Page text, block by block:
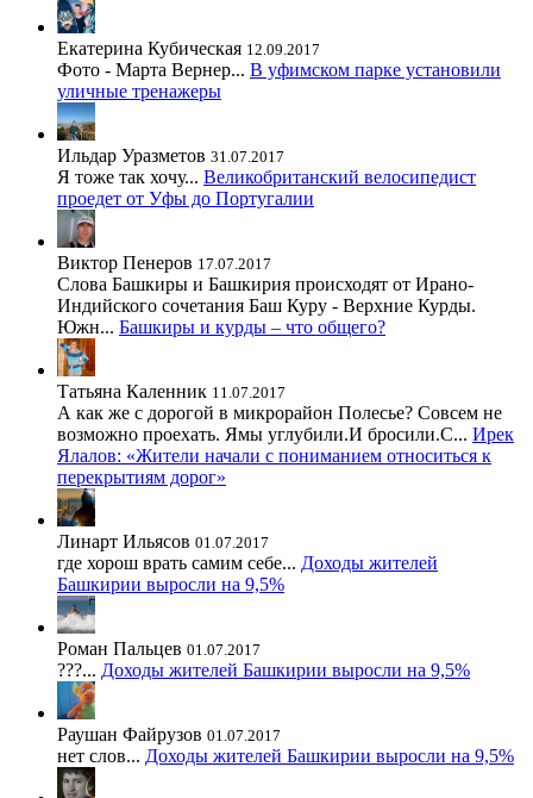
Екатерина Кубическая 12.09.2017
Фото - Марта Вернер... В уфимском парке установили
уличные тренажеры
Ильдар Уразметов 31.07.2017
Я тоже так хочу... Великобританский велосипедист
проедет от Уфы до Португалии
Виктор Пенеров 17.07.2017
Слова Башкиры и Башкирия происходят от Ирано-
Индийского сочетания Баш Куру - Верхние Курды.
Южн... Башкиры и курды – что общего?
Татьяна Каленник 11.07.2017
А как же с дорогой в микрорайон Полесье? Совсем не
возможно проехать. Ямы углубили.И бросили.С... Ирек
Ялалов: «Жители начали с пониманием относиться к
перекрытиям дорог»
Линарт Ильясов 01.07.2017
где хорош врать самим себе... Доходы жителей
Башкирии выросли на 9,5%
Роман Пальцев 01.07.2017
???... Доходы жителей Башкирии выросли на 9,5%
Раушан Файрузов 01.07.2017
нет слов... Доходы жителей Башкирии выросли на 9,5%